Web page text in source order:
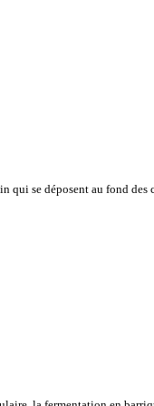
se déposent au fond des